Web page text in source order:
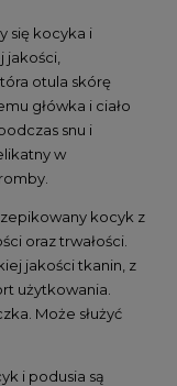
się kocyka i
jakości,
otula skórę
główka i ciało
snu i
w
kocyk z
oraz trwałości.
jakości tkanin, z
użytkowania.
Może służyć
i podusia są